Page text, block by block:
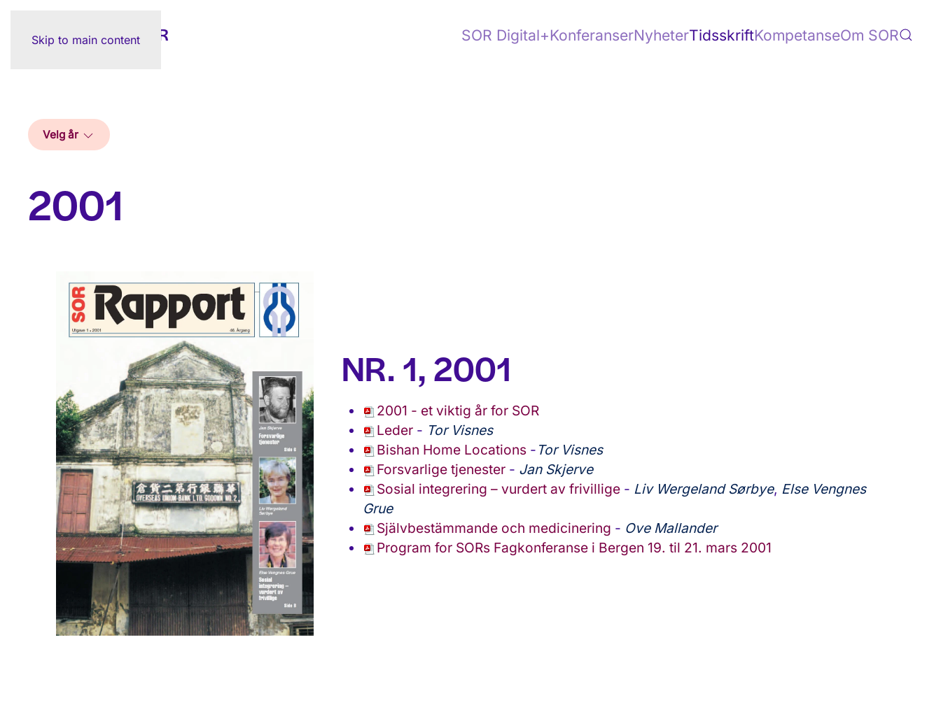
Skip to main content SOR Digital+KonferanserNyheterTidsskriftKompetanseOm SOR
Velg år
2001
NR. 1, 2001
2001 - et viktig år for SOR
Leder - Tor Visnes
Bishan Home Locations - Tor Visnes
Forsvarlige tjenester - Jan Skjerve
Sosial integrering – vurdert av frivillige - Liv Wergeland Sørbye, Else Vengnes
Grue
Självbestämmande och medicinering - Ove Mallander
Program for SORs Fagkonferanse i Bergen 19. til 21. mars 2001